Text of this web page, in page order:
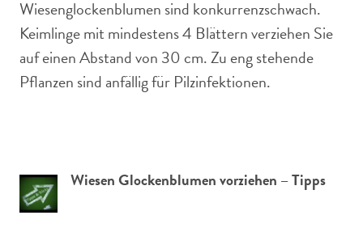
Wiesenglockenblumen sind konkurrenzschwach.
Keimlinge mit mindestens 4 Blättern verziehen Sie
auf einen Abstand von 30 cm. Zu eng stehende
Pflanzen sind anfällig für Pilzinfektionen.
Wiesen Glockenblumen vorziehen – Tipps